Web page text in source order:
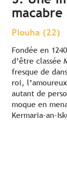
Plouha (22)
Fondée en
d’être classée
fresque de
roi,
autant de
moque en
Kermaria-an-